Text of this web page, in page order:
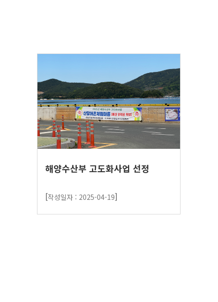
해양수산부 고도화사업 선정
[작성일자 : 2025-04-19]